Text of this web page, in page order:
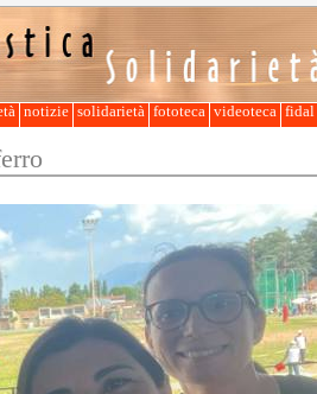
notizie solidarietà fototeca videoteca fidal